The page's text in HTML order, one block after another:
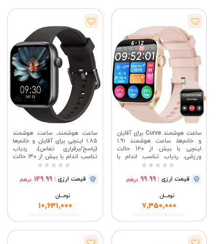
ساعت هوشمند Curve برای آقایان
و خانم‌ها، ساعت هوشمند ۱.۹۱
اینچی با بیش از ۱۲۰ حالت
ورزشی، ردیاب تناسب اندام با
تماس بلوتوث، ضربان قلب، ساعت
برای گوشی‌های iOS و اندروید
قیمت ارزی : 99.99 درهم
تومــــــان
7,350,000
مشاهده
ساعت هوشمند، ساعت هوشمند
۱.۸۵ اینچی برای آقایان و خانم‌ها
(پاسخ/برقراری تماس)، ردیاب
تناسب اندام با بیش از ۱۴۰ حالت
گام‌شمار، ردیاب فعالیت برای
قیمت ارزی : 149.99 درهم
تومــــــان
10,631,000
مشاهده